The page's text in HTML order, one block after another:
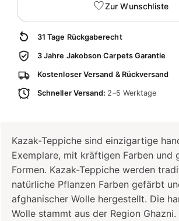
Zur Wunschliste
31 Tage Rückgaberecht
3 Jahre Jakobson Carpets Garantie
Kostenloser Versand & Rückversand
Schneller Versand: 2–5 Werktage
Kazak-Teppiche sind einzigartige
Exemplare, mit kräftigen Farben und
Formen. Kazak-Teppiche werden
natürliche Pflanzen Farben gefärbt
afghanischer Wolle hergestellt. Die
Wolle stammt aus der Region